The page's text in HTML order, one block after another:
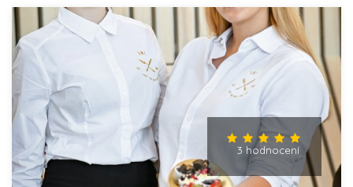
3 hodnocení